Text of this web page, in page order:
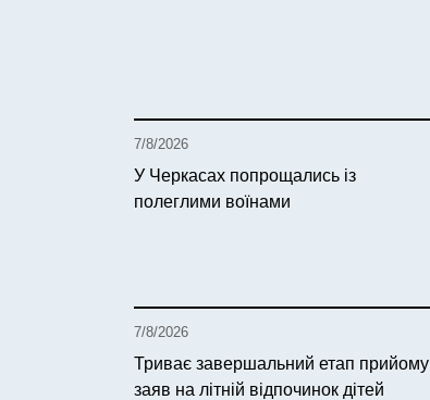
7/8/2026
У Черкасах попрощались із
полеглими воїнами
7/8/2026
Триває завершальний етап прийому
заяв на літній відпочинок дітей